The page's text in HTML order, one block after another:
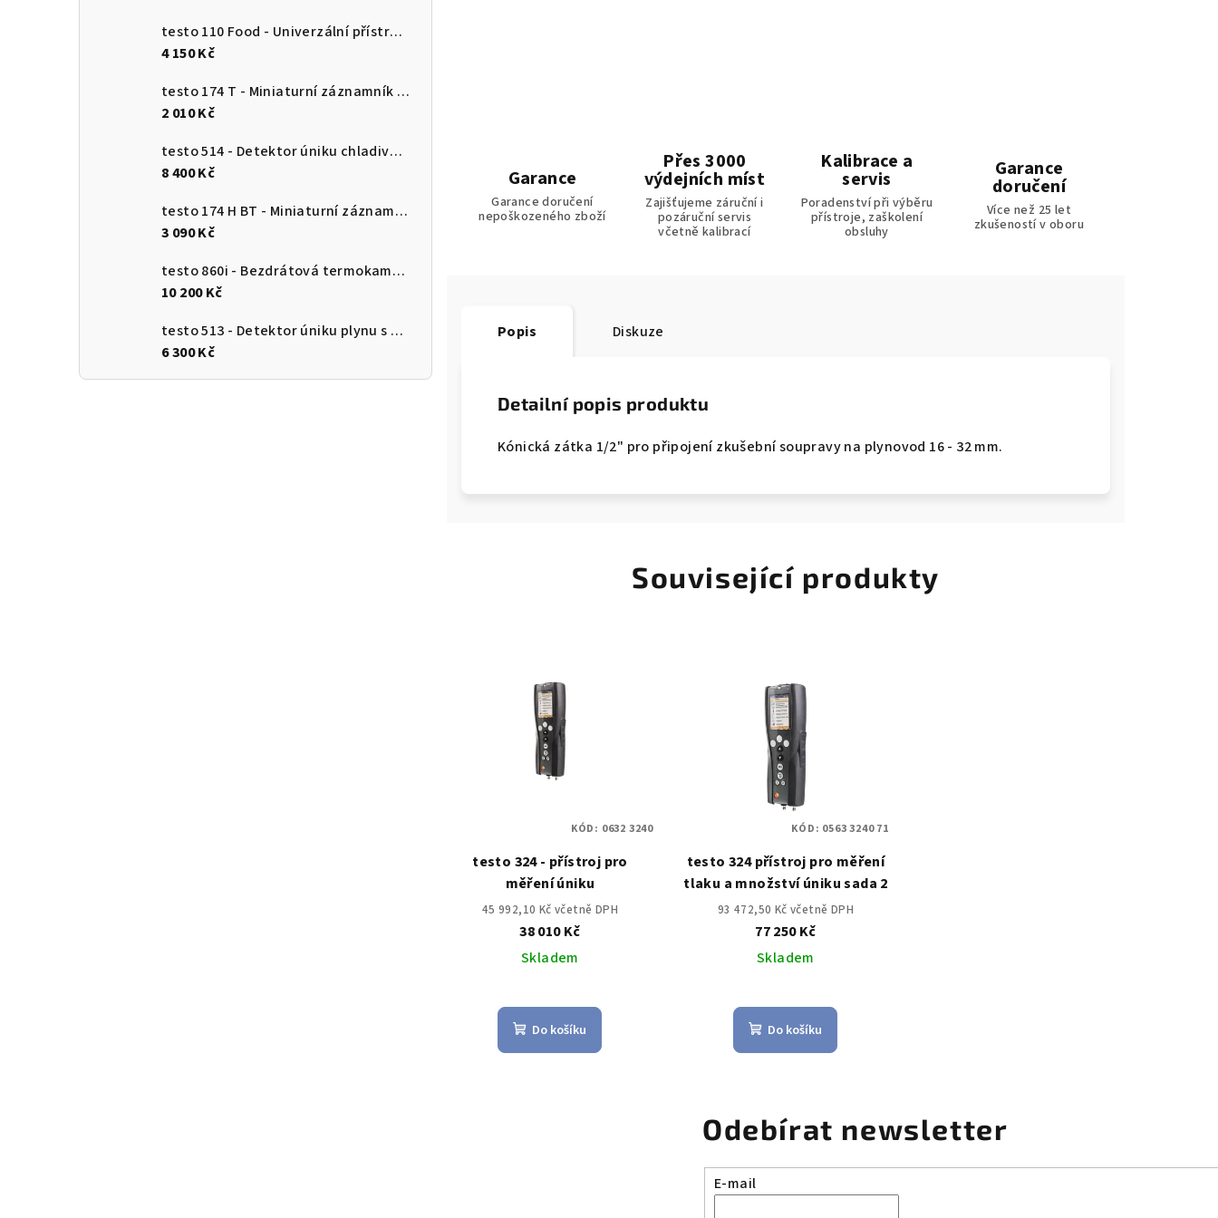
testo 110 Food - Univerzální přístroj pro měření teploty s připojením k aplikaci
4 150 Kč
testo 174 T - Miniaturní záznamník teploty s USB-C a softwarem pro PC
2 010 Kč
testo 514 - Detektor úniku chladiva s ohebnou sondou
8 400 Kč
testo 174 H BT - Miniaturní záznamník pro měření teploty a vlhkosti s Bluetooth a připojením k aplikaci
3 090 Kč
testo 860i - Bezdrátová termokamera pro chytré telefony
10 200 Kč
testo 513 - Detektor úniku plynu s ohebnou sondou
6 300 Kč
Garance
Garance doručení
nepoškozeného zboží
Přes 3000
výdejních míst
Zajišťujeme záruční i
pozáruční servis
včetně kalibrací
Kalibrace a
servis
Poradenství při výběru
přístroje, zaškolení
obsluhy
Garance
doručení
Více než 25 let
zkušeností v oboru
Popis Diskuze
Detailní popis produktu
Kónická zátka 1/2" pro připojení zkušební soupravy na plynovod 16 - 32 mm.
Související produkty
testo 324 - přístroj pro
měření úniku
45 992,10 Kč včetně DPH
38 010 Kč
Skladem
Do košíku
KÓD: 0632 3240
testo 324 přístroj pro měření
tlaku a množství úniku sada 2
93 472,50 Kč včetně DPH
77 250 Kč
Skladem
Do košíku
KÓD: 0563 3240 71
Odebírat newsletter
E-mail